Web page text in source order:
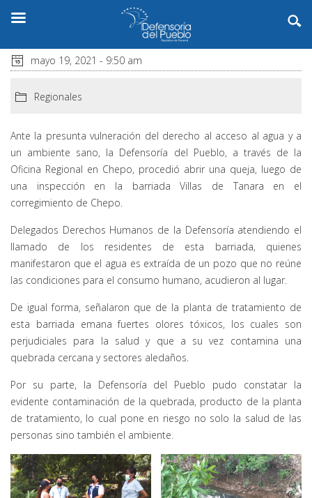
mayo 19, 2021 - 9:50 am
Regionales
Ante la presunta vulneración del derecho al acceso al agua y a
un ambiente sano, la Defensoría del Pueblo, a través de la
Oficina Regional en Chepo, procedió abrir una queja, luego de
una inspección en la barriada Villas de Tanara en el
corregimiento de Chepo.
Delegados Derechos Humanos de la Defensoría atendiendo el
llamado de los residentes de esta barriada, quienes
manifestaron que el agua es extraída de un pozo que no reúne
las condiciones para el consumo humano, acudieron al lugar.
De igual forma, señalaron que de la planta de tratamiento de
esta barriada emana fuertes olores tóxicos, los cuales son
perjudiciales para la salud y que a su vez contamina una
quebrada cercana y sectores aledaños.
Por su parte, la Defensoría del Pueblo pudo constatar la
evidente contaminación de la quebrada, producto de la planta
de tratamiento, lo cual pone en riesgo no solo la salud de las
personas sino también el ambiente.